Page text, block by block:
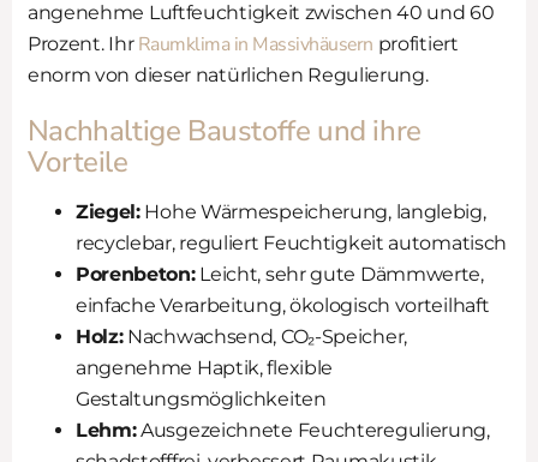
angenehme Luftfeuchtigkeit zwischen 40 und 60
Prozent. Ihr Raumklima in Massivhäusern profitiert
enorm von dieser natürlichen Regulierung.
Nachhaltige Baustoffe und ihre
Vorteile
Ziegel:Hohe Wärmespeicherung, langlebig,
recyclebar, reguliert Feuchtigkeit automatisch
Porenbeton:Leicht, sehr gute Dämmwerte,
einfache Verarbeitung, ökologisch vorteilhaft
Holz:Nachwachsend, CO₂-Speicher,
angenehme Haptik, flexible
Gestaltungsmöglichkeiten
Lehm:Ausgezeichnete Feuchteregulierung,